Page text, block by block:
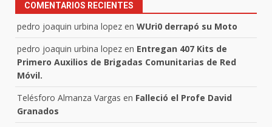
COMENTARIOS RECIENTES
pedro joaquin urbina lopez en WUri0 derrapó su Moto
pedro joaquin urbina lopez en Entregan 407 Kits de
Primero Auxilios de Brigadas Comunitarias de Red
Móvil.
Telésforo Almanza Vargas en Falleció el Profe David
Granados